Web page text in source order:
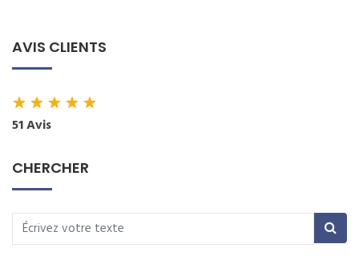
AVIS CLIENTS
★★★★★
51 Avis
CHERCHER